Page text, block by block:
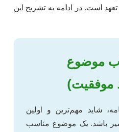
است. در ادامه به تشریح این
موضوع
موفقیت)
شاید مهم‌ترین و اولین
باشد. یک موضوع مناسب